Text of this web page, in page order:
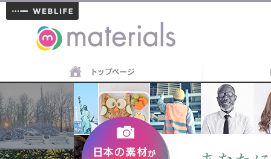
materials